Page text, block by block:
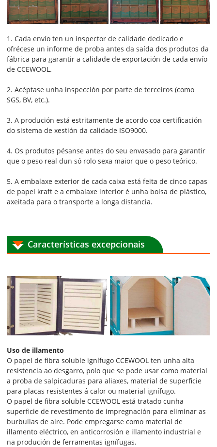
1. Cada envío ten un inspector de calidade dedicado e
ofrécese un informe de proba antes da saída dos produtos da
fábrica para garantir a calidade de exportación de cada envío
de CCEWOOL.
2. Acéptase unha inspección por parte de terceiros (como
SGS, BV, etc.).
3. A produción está estritamente de acordo coa certificación
do sistema de xestión da calidade ISO9000.
4. Os produtos pésanse antes do seu envasado para garantir
que o peso real dun só rolo sexa maior que o peso teórico.
5. A embalaxe exterior de cada caixa está feita de cinco capas
de papel kraft e a embalaxe interior é unha bolsa de plástico,
axeitada para o transporte a longa distancia.
Características excepcionais
Uso de illamento
O papel de fibra soluble ignífugo CCEWOOL ten unha alta
resistencia ao desgarro, polo que se pode usar como material
a proba de salpicaduras para aliaxes, material de superficie
para placas resistentes á calor ou material ignífugo.
O papel de fibra soluble CCEWOOL está tratado cunha
superficie de revestimento de impregnación para eliminar as
burbullas de aire. Pode empregarse como material de
illamento eléctrico, en anticorrosión e illamento industrial e
na produción de ferramentas ignífugas.